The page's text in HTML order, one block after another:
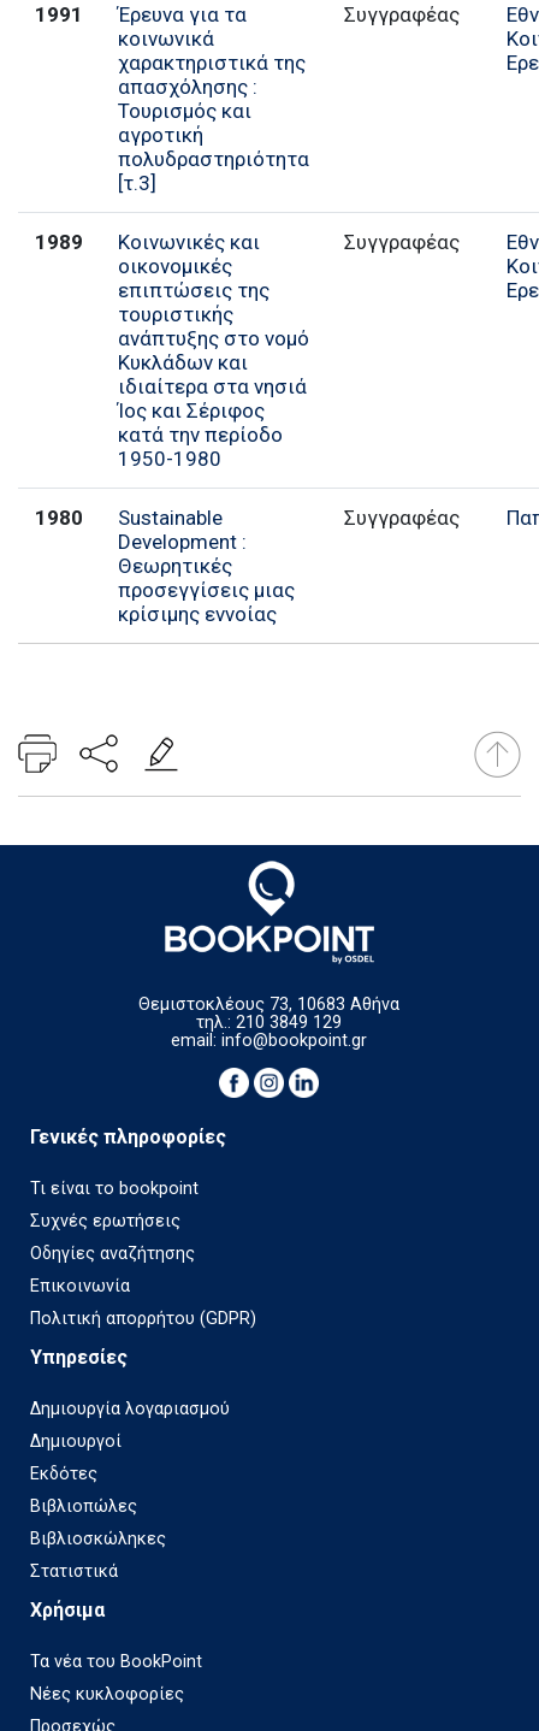
1991
Έρευνα για τα
κοινωνικά
χαρακτηριστικά της
απασχόλησης :
Τουρισμός και
αγροτική
πολυδραστηριότητα
[τ.3]
Συγγραφέας
1989
Κοινωνικές και
οικονομικές
επιπτώσεις της
τουριστικής
ανάπτυξης στο νομό
Κυκλάδων και
ιδιαίτερα στα νησιά
Ίος και Σέριφος
κατά την περίοδο
1950-1980
Συγγραφέας
1980
Sustainable
Development :
Θεωρητικές
προσεγγίσεις μιας
κρίσιμης εννοίας
Συγγραφέας
Θεμιστοκλέους 73, 10683 Αθήνα
τηλ.: 210 3849 129
email:info@bookpoint.gr
Γενικές πληροφορίες
Τι είναι το bookpoint
Συχνές ερωτήσεις
Οδηγίες αναζήτησης
Επικοινωνία
Πολιτική απορρήτου (GDPR)
Υπηρεσίες
Δημιουργία λογαριασμού
Δημιουργοί
Εκδότες
Βιβλιοπώλες
Βιβλιοσκώληκες
Στατιστικά
Χρήσιμα
Τα νέα του BookPoint
Νέες κυκλοφορίες
Προσεχώς